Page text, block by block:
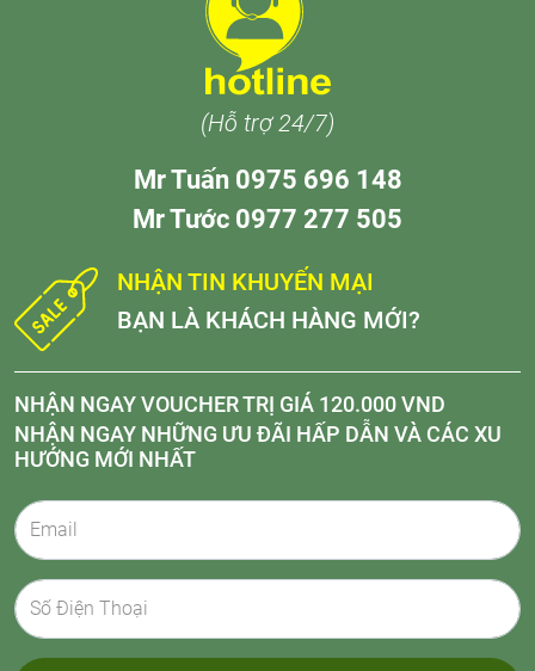
(Hỗ trợ 24/7)
Mr Tuấn 0975 696 148
Mr Tước 0977 277 505
NHẬN TIN KHUYẾN MẠI
BẠN LÀ KHÁCH HÀNG MỚI?
NHẬN NGAY VOUCHER TRỊ GIÁ 120.000 VND
NHẬN NGAY NHỮNG ƯU ĐÃI HẤP DẪN VÀ CÁC XU
HƯỚNG MỚI NHẤT